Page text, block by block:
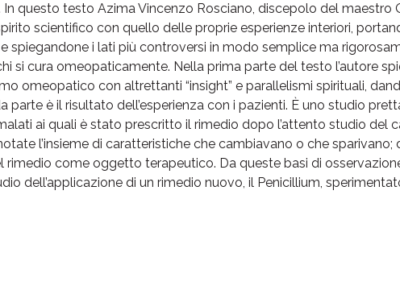
questo testo Azima Vincenzo Rosciano, discepolo del maestro
scientifico con quello delle proprie esperienze interiori,
spiegandone i lati più controversi in modo semplice ma
si cura omeopaticamente. Nella prima parte del testo l’autore
omeopatico con altrettanti “insight” e parallelismi spirituali,
parte è il risultato dell’esperienza con i pazienti. È uno studio
ai quali è stato prescritto il rimedio dopo l’attento studio del
l’insieme di caratteristiche che cambiavano o che
rimedio come oggetto terapeutico. Da queste basi di
dell’applicazione di un rimedio nuovo, il Penicillium,